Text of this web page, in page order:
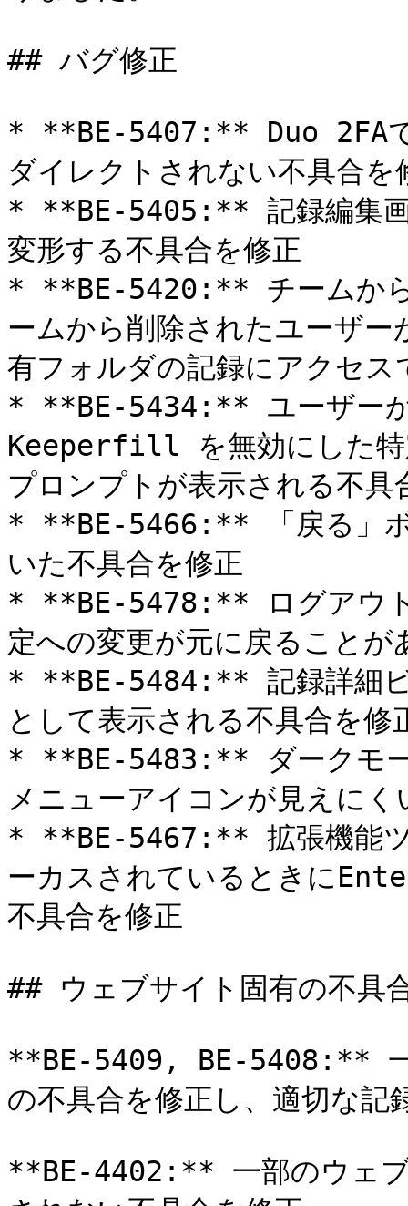
## バグ修正
* **BE-5407:** Duo 2FAで
ダイレクトされない不具合を
* **BE-5405:** 記録編集画
変形する不具合を修正
* **BE-5420:** チームから
ームから削除されたユーザ
有フォルダの記録にアクセス
* **BE-5434:** ユーザーが
Keeperfill を無効にした特
プロンプトが表示される不具
* **BE-5466:** 「戻る」ボ
いた不具合を修正
* **BE-5478:** ログアウト
定への変更が元に戻ることが
* **BE-5484:** 記録詳細ビ
として表示される不具合を修
* **BE-5483:** ダークモー
メニューアイコンが見えにく
* **BE-5467:** 拡張機能ツ
ーカスされているときに
不具合を修正
## ウェブサイト固有の不具
**BE-5409, BE-5408:** 一
の不具合を修正し、適切な
**BE-4402:** 一部のウェブ